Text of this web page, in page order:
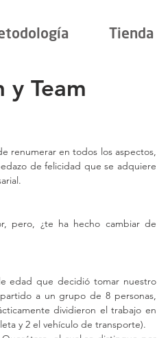
Tienda
Team
renumerar en todos los aspectos,
de felicidad que se adquiere
pero, ¿te ha hecho cambiar de
edad que decidió tomar nuestro
a un grupo de 8 personas,
dividieron el trabajo en
y 2 el vehículo de transporte).